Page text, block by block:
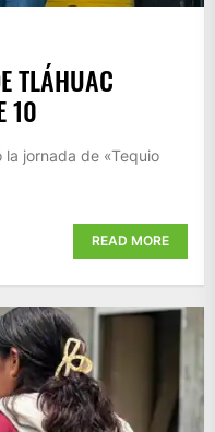
TLÁHUAC
10
jornada de «Tequio
READ MORE